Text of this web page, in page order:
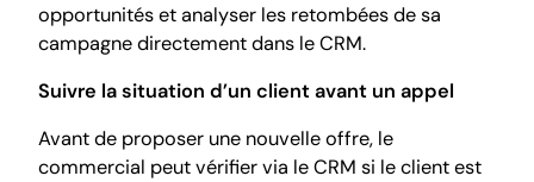
opportunités et analyser les retombées de sa
campagne directement dans le CRM.
Suivre la situation d’un client avant un appel
Avant de proposer une nouvelle offre, le
commercial peut vérifier via le CRM si le client est